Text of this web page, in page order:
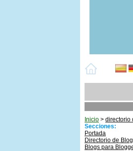
Inicio > directorio
Secciones:
Portada
Directorio de
Blogs para